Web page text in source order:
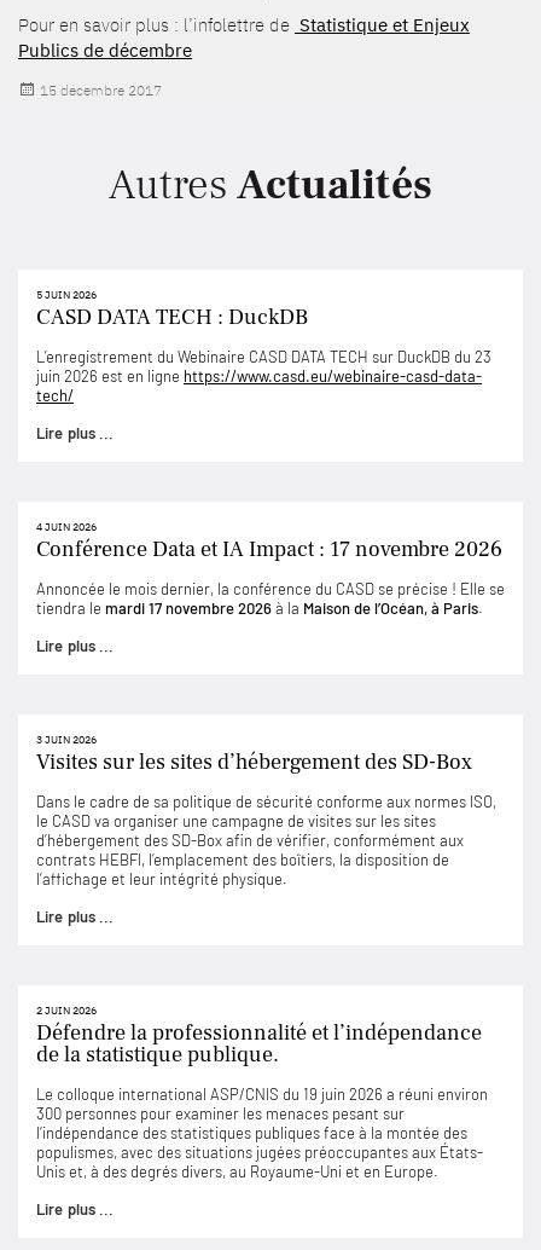
Pour en savoir plus : l’infolettre de Statistique et Enjeux
Publics de décembre
Publié
15 décembre 2017
Autres Actualités
5 JUIN 2026
CASD DATA TECH : DuckDB
L’enregistrement du Webinaire CASD DATA TECH sur DuckDB du 23
juin 2026 est en ligne https://www.casd.eu/webinaire-casd-data-
tech/
Lire plus ...
4 JUIN 2026
Conférence Data et IA Impact : 17 novembre 2026
Annoncée le mois dernier, la conférence du CASD se précise ! Elle se
tiendra le mardi 17 novembre 2026à la Maison de l’Océan, à Paris.
Lire plus ...
3 JUIN 2026
Visites sur les sites d’hébergement des SD-Box
Dans le cadre de sa politique de sécurité conforme aux normes ISO,
le CASD va organiser une campagne de visites sur les sites
d’hébergement des SD-Box afin de vérifier, conformément aux
contrats HEBFI, l’emplacement des boîtiers, la disposition de
l’affichage et leur intégrité physique.
Lire plus ...
2 JUIN 2026
Défendre la professionnalité et l’indépendance
de la statistique publique.
Le colloque international ASP/CNIS du 19 juin 2026 a réuni environ
300 personnes pour examiner les menaces pesant sur
l’indépendance des statistiques publiques face à la montée des
populismes, avec des situations jugées préoccupantes aux États-
Unis et, à des degrés divers, au Royaume-Uni et en Europe.
Lire plus ...